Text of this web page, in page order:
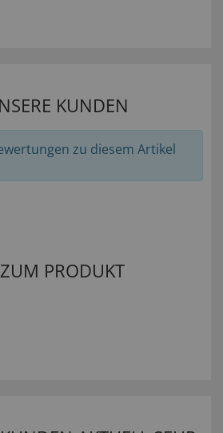
KUNDEN
zu diesem Artikel
PRODUKT